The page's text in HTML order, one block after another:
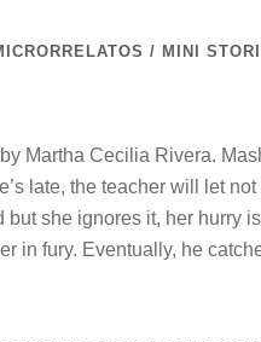
/ MINI
Martha Cecilia Rivera.
late, the teacher will let
but she ignores it, her hurry
in fury. Eventually, he